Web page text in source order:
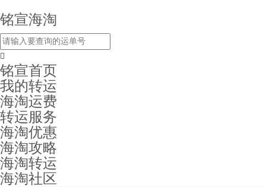
铭宣海淘
铭宣首页
我的转运
海淘运费
转运服务
海淘优惠
海淘攻略
海淘转运
海淘社区